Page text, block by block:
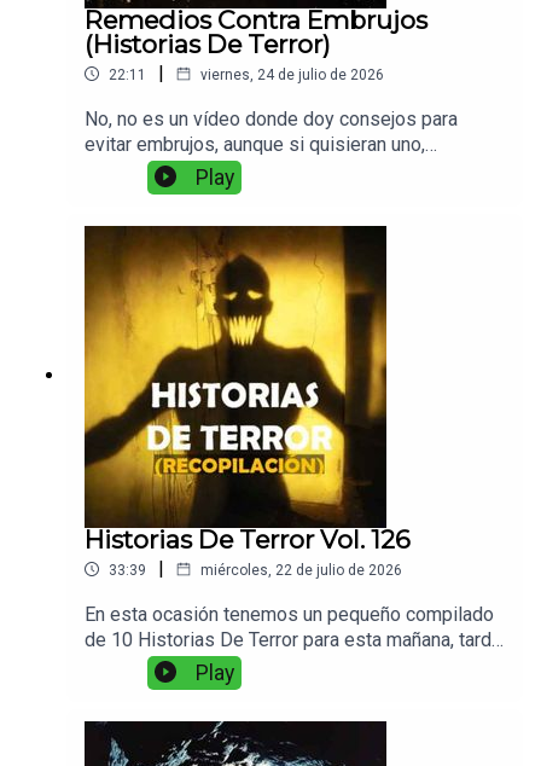
Remedios Contra Embrujos
(Historias De Terror)
22:11 | viernes, 24 de julio de 2026
No, no es un vídeo donde doy consejos para
evitar embrujos, aunque si quisieran uno,
adelante, dejenlo saber en los comentarios. La
historia, es de brujería y al saber quien es uno de
historia.
Play
Historias De Terror Vol. 126
33:39 | miércoles, 22 de julio de 2026
En esta ocasión tenemos un pequeño compilado
de 10 Historias De Terror para esta mañana, tarde
o noche. Ponganse sus audifonos, preparen un
buen café para escuchar Relatos De Horror.
Play